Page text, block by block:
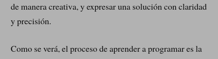
de manera creativa, y expresar una solución con claridad
y precisión.
Como se verá, el proceso de aprender a programar es la